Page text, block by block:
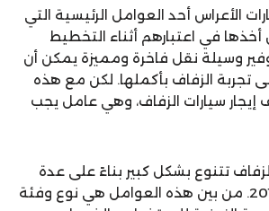
الأعراس أحد العوامل الرئيسية التي
في اعتبارهم أثناء التخطيط
وسيلة نقل فاخرة ومميزة يمكن أن
تجربة الزفاف بأكملها. لكن مع هذه
إيجار سيارات الزفاف، وهي عامل يجب
تتنوع بشكل كبير بناءً على عدة
عوامل+201121759361. من بين هذه العوامل هي نوع وفئة